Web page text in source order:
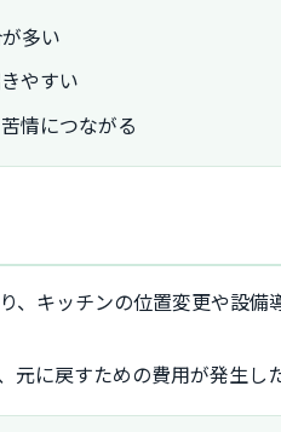
多い
やすい
情につながる
キッチンの位置変更や設
元に戻すための費用が発生し